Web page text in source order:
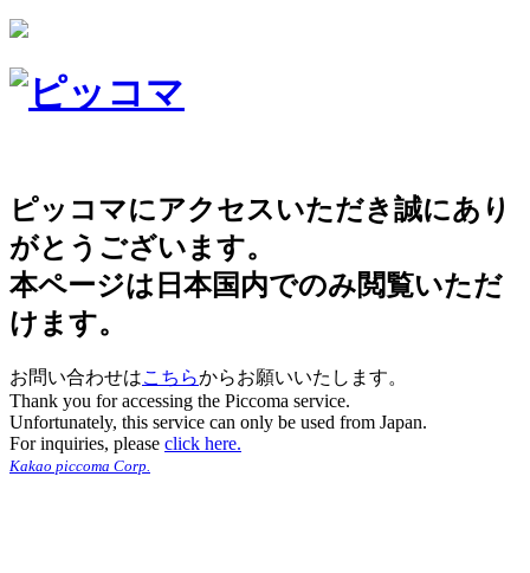
ピッコマにアクセスいただき誠にあり
がとうございます。
本ページは日本国内でのみ閲覧いただ
けます。
お問い合わせはこちらからお願いいたします。
Thank you for accessing the Piccoma service.
Unfortunately, this service can only be used from Japan.
For inquiries, please click here.
Kakao piccoma Corp.